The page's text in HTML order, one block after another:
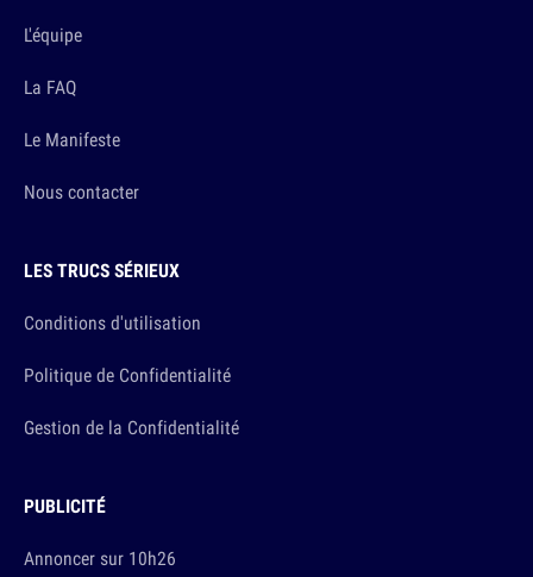
L'équipe
La FAQ
Le Manifeste
Nous contacter
LES TRUCS SÉRIEUX
Conditions d'utilisation
Politique de Confidentialité
Gestion de la Confidentialité
PUBLICITÉ
Annoncer sur 10h26